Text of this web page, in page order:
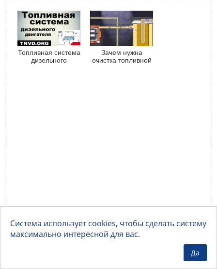
Топливная система
дизельного
Зачем нужна
очистка топливной
Система использует cookies, чтобы сделать систему
максимально интересной для вас.
Да